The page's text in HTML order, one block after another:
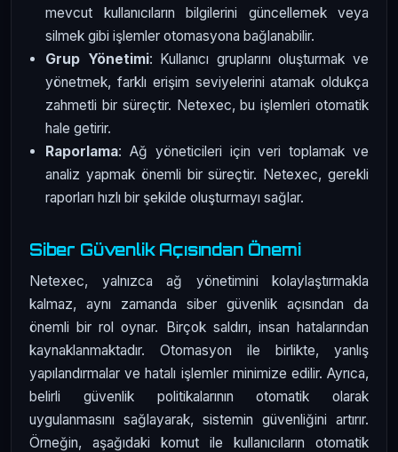
mevcut kullanıcıların bilgilerini güncellemek veya
silmek gibi işlemler otomasyona bağlanabilir.
Grup Yönetimi: Kullanıcı gruplarını oluşturmak ve
yönetmek, farklı erişim seviyelerini atamak oldukça
zahmetli bir süreçtir. Netexec, bu işlemleri otomatik
hale getirir.
Raporlama: Ağ yöneticileri için veri toplamak ve
analiz yapmak önemli bir süreçtir. Netexec, gerekli
raporları hızlı bir şekilde oluşturmayı sağlar.
Siber Güvenlik Açısından Önemi
Netexec, yalnızca ağ yönetimini kolaylaştırmakla
kalmaz, aynı zamanda siber güvenlik açısından da
önemli bir rol oynar. Birçok saldırı, insan hatalarından
kaynaklanmaktadır. Otomasyon ile birlikte, yanlış
yapılandırmalar ve hatalı işlemler minimize edilir. Ayrıca,
belirli güvenlik politikalarının otomatik olarak
uygulanmasını sağlayarak, sistemin güvenliğini artırır.
Örneğin, aşağıdaki komut ile kullanıcıların otomatik